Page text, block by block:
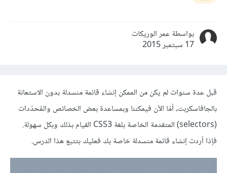
بواسطة عمر الوريكات
17 سبتمبر 2015
قبل عدة سنوات لم يكن من الممكن إنشاء قائمة منسدلة بدون الاستعانة
بالجافاسكربت، أمّا الآن فيمكننا وبمساعدة بعض الخصائص والمُحدّدات
(selectors) المتقدمة الخاصة بلغة CSS3 القيام بذلك وبكل سهولة.
فإذا أردت إنشاء قائمة منسدلة خاصة بك فعليك بتتبع هذا الدرس.